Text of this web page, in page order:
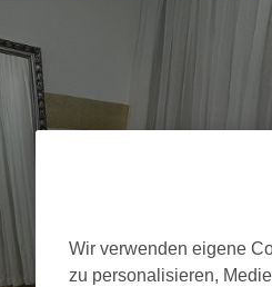
Wir verwenden eigene
zu personalisieren,